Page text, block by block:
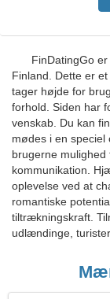
FinDatingGo
Finland. Dette er
tager højde for
forhold. Siden har
venskab. Du kan
mødes i en speciel
brugerne
kommunikation.
oplevelse ved at
romantiske
tiltrækningskraft.
udlændinge, turister.